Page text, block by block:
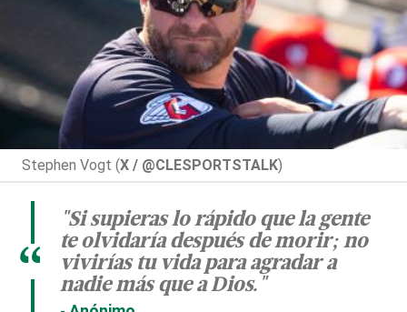
Stephen Vogt (X / @CLESPORTSTALK)
"Si supieras lo rápido que la gente
te olvidaría después de morir; no
vivirías tu vida para agradar a
nadie más que a Dios."
“